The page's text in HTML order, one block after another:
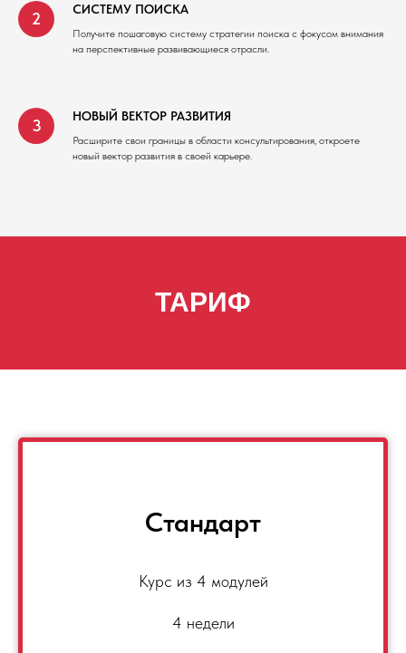
СИСТЕМУ ПОИСКА
Получите пошаговую систему стратегии поиска с фокусом внимания
на перспективные развивающиеся отрасли.
НОВЫЙ ВЕКТОР РАЗВИТИЯ
Расширите свои границы в области консультирования, откроете
новый вектор развития в своей карьере.
ТАРИФ
Стандарт
Курс из 4 модулей
4 недели